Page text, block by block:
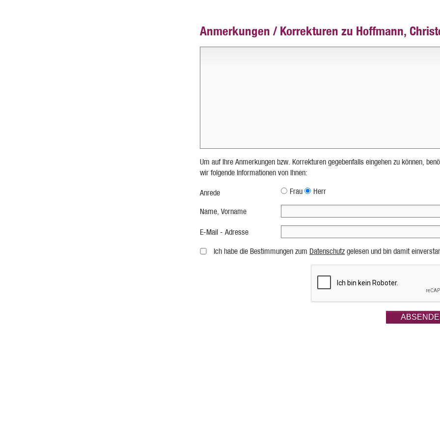
Anmerkungen / Korrekturen zu Hoffmann,
Um auf Ihre Anmerkungen bzw. Korrekturen gegebenfalls eingehen zu können,
wir folgende Informationen von Ihnen:
Anrede Frau Herr
Name, Vorname
E-Mail - Adresse
Ich habe die Bestimmungen zum Datenschutz gelesen und bin damit